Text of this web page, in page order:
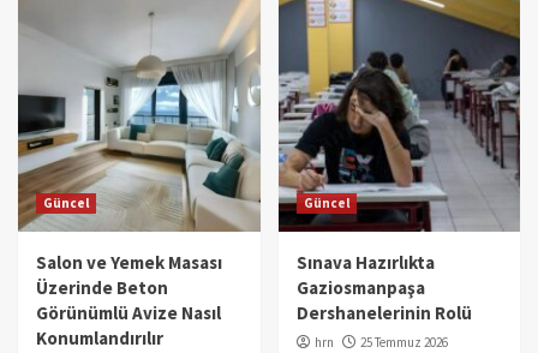
Güncel
Salon ve Yemek Masası
Üzerinde Beton
Görünümlü Avize Nasıl
Konumlandırılır
Güncel
Sınava Hazırlıkta
Gaziosmanpaşa
Dershanelerinin Rolü
hrn 25 Temmuz 2026